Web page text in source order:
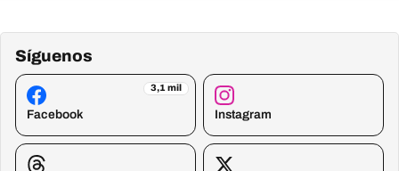
Síguenos
3,1 mil
Facebook Instagram